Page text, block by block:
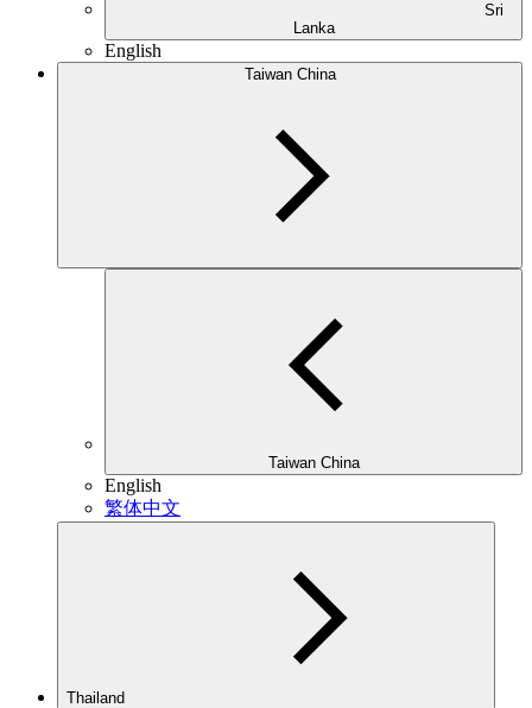
Lanka
English
Taiwan China
Taiwan China
English
繁体中文
Thailand